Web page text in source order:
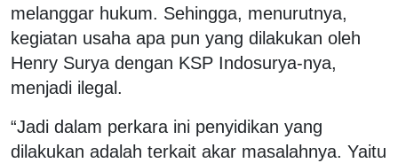
melanggar hukum. Sehingga, menurutnya,
kegiatan usaha apa pun yang dilakukan oleh
Henry Surya dengan KSP Indosurya-nya,
menjadi ilegal.
“Jadi dalam perkara ini penyidikan yang
dilakukan adalah terkait akar masalahnya. Yaitu